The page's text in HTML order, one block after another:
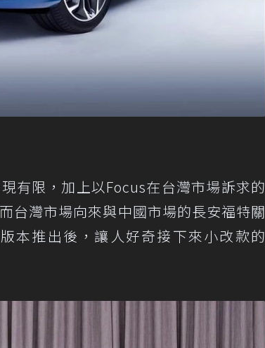
有限，加上以Focus在台灣市場訴求的
台灣市場向來與中國市場的長安福特關
本推出後，讓人好奇接下來小改款的